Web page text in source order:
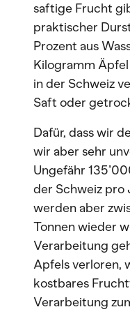
saftige Frucht
praktischer
Prozent aus
Kilogramm
in der Schweiz
Saft oder
Dafür, dass wir
wir aber sehr
Ungefähr
der Schweiz pro
werden aber
Tonnen wieder
Verarbeitung
Apfels verloren,
kostbares
Verarbeitung